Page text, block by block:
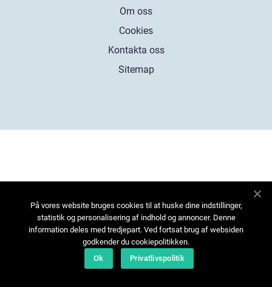
Om oss
Cookies
Kontakta oss
Sitemap
På vores website bruges cookies til at huske dine indstillinger,
statistik og personalisering af indhold og annoncer. Denne
information deles med tredjepart. Ved fortsat brug af websiden
godkender du cookiepolitikken.
Ok
Privatlivspolitik